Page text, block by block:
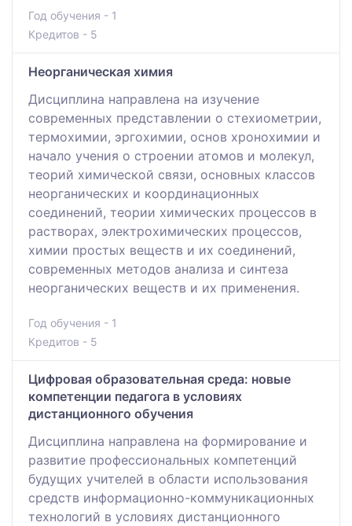
Год обучения - 1
Кредитов - 5
Неорганическая химия
Дисциплина направлена на изучение
современных представлении о стехиометрии,
термохимии, эргохимии, основ хронохимии и
начало учения о строении атомов и молекул,
теорий химической связи, основных классов
неорганических и координационных
соединений, теории химических процессов в
растворах, электрохимических процессов,
химии простых веществ и их соединений,
современных методов анализа и синтеза
неорганических веществ и их применения.
Год обучения - 1
Кредитов - 5
Цифровая образовательная среда: новые
компетенции педагога в условиях
дистанционного обучения
Дисциплина направлена на формирование и
развитие профессиональных компетенций
будущих учителей в области использования
средств информационно-коммуникационных
технологий в условиях дистанционного